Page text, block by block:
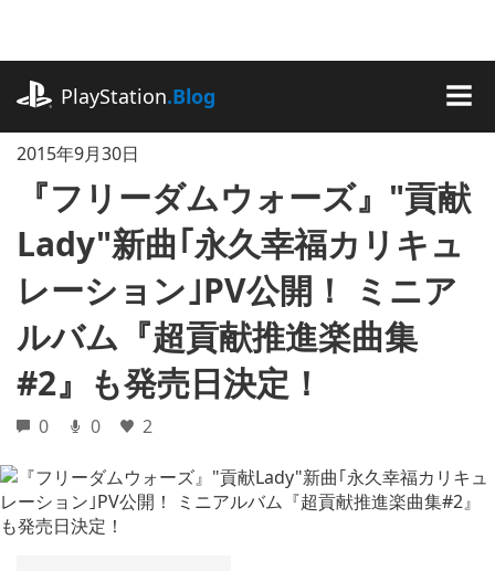
に
キ
ッ
プ
PlayStation.Blog
2015年9月30日
『フリーダムウォーズ』"貢献
Lady"新曲｢永久幸福カリキュ
レーション｣PV公開！ ミニア
ルバム『超貢献推進楽曲集
#2』も発売日決定！
0 0 2